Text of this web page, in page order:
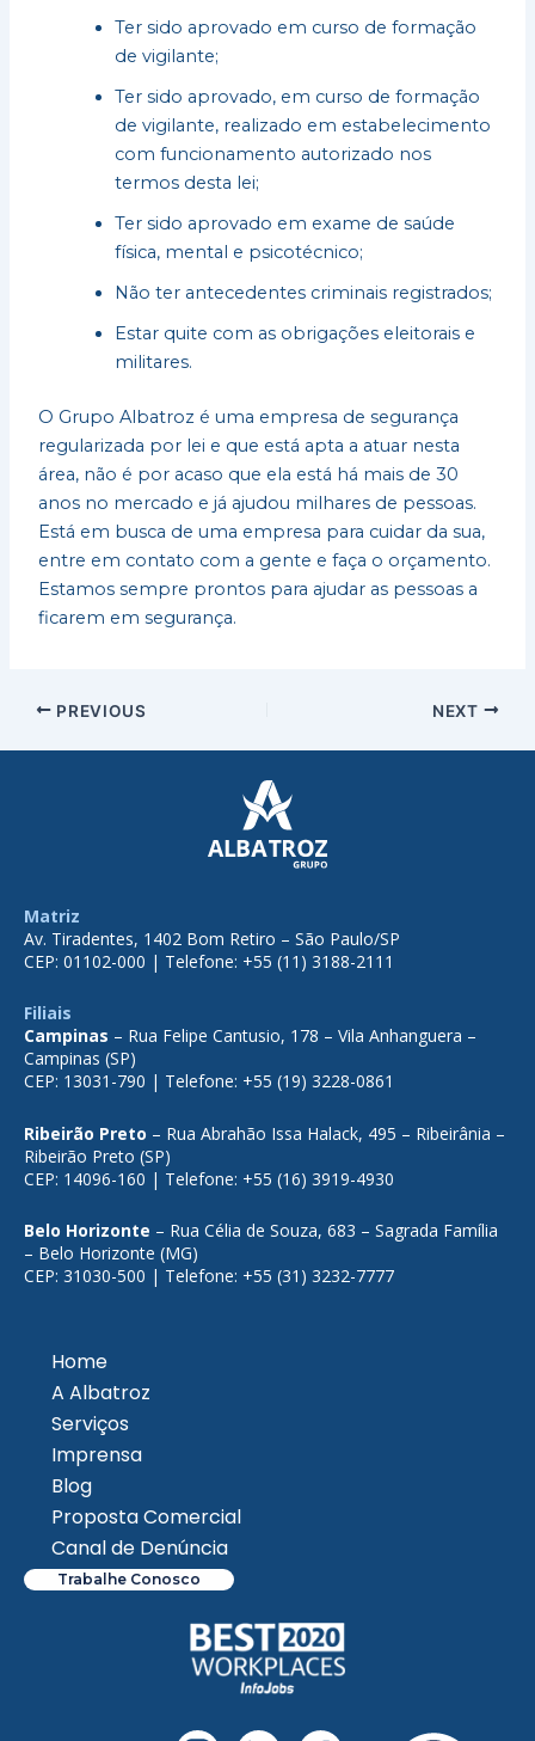
Ter sido aprovado em curso de formação
de vigilante;
Ter sido aprovado, em curso de formação
de vigilante, realizado em estabelecimento
com funcionamento autorizado nos
termos desta lei;
Ter sido aprovado em exame de saúde
física, mental e psicotécnico;
Não ter antecedentes criminais registrados;
Estar quite com as obrigações eleitorais e
militares.
O Grupo Albatroz é uma empresa de segurança
regularizada por lei e que está apta a atuar nesta
área, não é por acaso que ela está há mais de 30
anos no mercado e já ajudou milhares de pessoas.
Está em busca de uma empresa para cuidar da sua,
entre em contato com a gente e faça o orçamento.
Estamos sempre prontos para ajudar as pessoas a
ficarem em segurança.
PREVIOUS NEXT
Home
A Albatroz
Serviços
Imprensa
Blog
Proposta Comercial
Canal de Denúncia
Trabalhe Conosco
Matriz
Av. Tiradentes, 1402 Bom Retiro – São Paulo/SP
CEP: 01102-000 | Telefone: +55 (11) 3188-2111
Filiais
Campinas – Rua Felipe Cantusio, 178 – Vila Anhanguera –
Campinas (SP)
CEP: 13031-790 | Telefone: +55 (19) 3228-0861
Ribeirão Preto – Rua Abrahão Issa Halack, 495 – Ribeirânia –
Ribeirão Preto (SP)
CEP: 14096-160 | Telefone: +55 (16) 3919-4930
Belo Horizonte – Rua Célia de Souza, 683 – Sagrada Família
– Belo Horizonte (MG)
CEP: 31030-500 | Telefone: +55 (31) 3232-7777